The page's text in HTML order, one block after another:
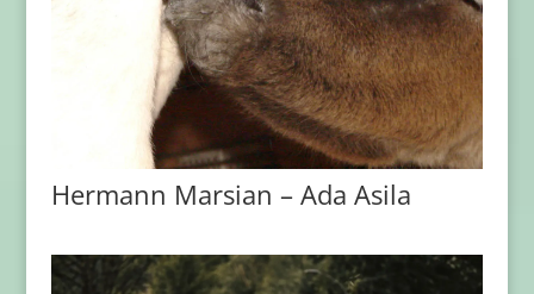
Hermann Marsian – Ada Asila